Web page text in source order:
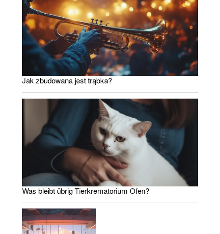
Jak zbudowana jest trąbka?
Was bleibt übrig Tierkrematorium Ofen?